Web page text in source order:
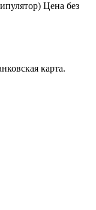
Цена без
карта.